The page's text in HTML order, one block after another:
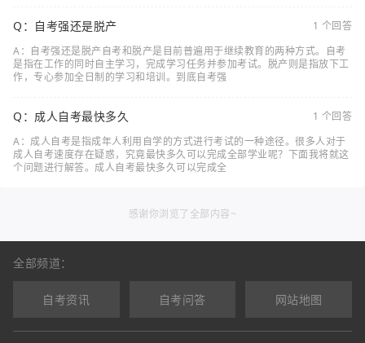
Q：自考强还是脱产
1 个回答
A：自考强还是脱产自考和脱产是目前普遍用于继续教育的两种方式。自考
是指在工作的同时自主学习，完成学习任务并参加考试。脱产则是指放下工
作，专心参加全日制的学习和培训。到底自考强
Q：成人自考最快多久
1 个回答
A：成人自考是指成年人利用自学的方式进行考试的一种途径。很多人对于
成人自考速度存在疑惑，究竟最快多久可以完成全部学业呢？下面我将就这
个问题进行解答。成人自考最快多久可以完成全
感谢你浏览了全部内容~
全部频道：
自考资讯 自考问答 网站地图